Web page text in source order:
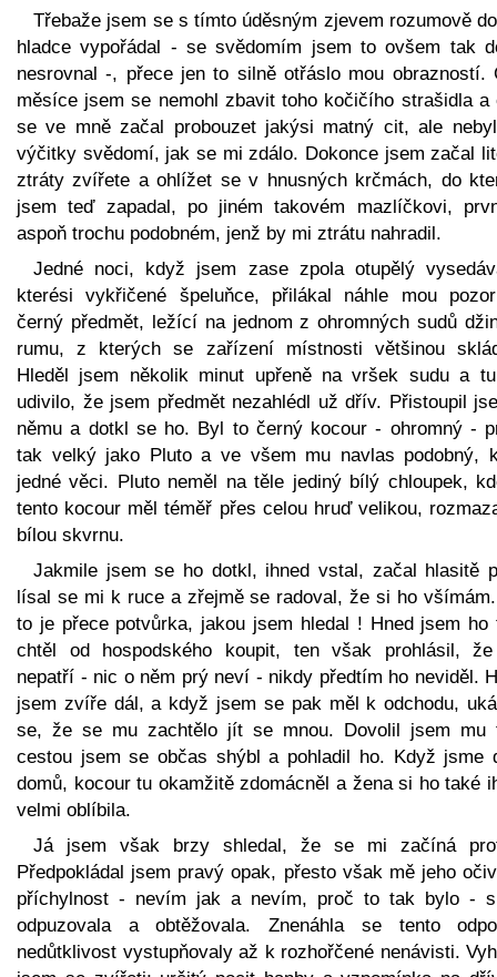
Třebaže jsem se s tímto úděsným zjevem rozumově
hladce vypořádal - se svědomím jsem to ovšem tak
nesrovnal -, přece jen to silně otřáslo mou obrazností.
měsíce jsem se nemohl zbavit toho kočičího strašidla a
se ve mně začal probouzet jakýsi matný cit, ale
výčitky svědomí, jak se mi zdálo. Dokonce jsem začal
ztráty zvířete a ohlížet se v hnusných krčmách, do
jsem teď zapadal, po jiném takovém mazlíčkovi,
aspoň trochu podobném, jenž by mi ztrátu nahradil.
Jedné noci, když jsem zase zpola otupělý
kterési vykřičené špeluňce, přilákal náhle mou
černý předmět, ležící na jednom z ohromných sudů
rumu, z kterých se zařízení místnosti většinou
Hleděl jsem několik minut upřeně na vršek sudu a
udivilo, že jsem předmět nezahlédl už dřív. Přistoupil
němu a dotkl se ho. Byl to černý kocour - ohromný -
tak velký jako Pluto a ve všem mu navlas podobný,
jedné věci. Pluto neměl na těle jediný bílý chloupek,
tento kocour měl téměř přes celou hruď velikou,
bílou skvrnu.
Jakmile jsem se ho dotkl, ihned vstal, začal hlasitě
lísal se mi k ruce a zřejmě se radoval, že si ho
to je přece potvůrka, jakou jsem hledal ! Hned jsem ho
chtěl od hospodského koupit, ten však prohlásil,
nepatří - nic o něm prý neví - nikdy předtím ho neviděl.
jsem zvíře dál, a když jsem se pak měl k odchodu,
se, že se mu zachtělo jít se mnou. Dovolil jsem mu
cestou jsem se občas shýbl a pohladil ho. Když jsme
domů, kocour tu okamžitě zdomácněl a žena si ho také
velmi oblíbila.
Já jsem však brzy shledal, že se mi začíná
Předpokládal jsem pravý opak, přesto však mě jeho
příchylnost - nevím jak a nevím, proč to tak bylo -
odpuzovala a obtěžovala. Znenáhla se tento
nedůtklivost vystupňovaly až k rozhořčené nenávisti.